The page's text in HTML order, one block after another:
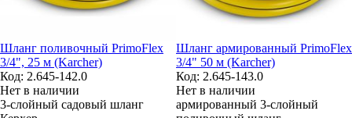
Шланг поливочный PrimoFlex
3/4", 25 м (Karcher)
Код: 2.645-142.0
Нет в наличии
3-слойный садовый шланг
Шланг армированный PrimoFlex
3/4" 50 м (Karcher)
Код: 2.645-143.0
Нет в наличии
армированный 3-слойный